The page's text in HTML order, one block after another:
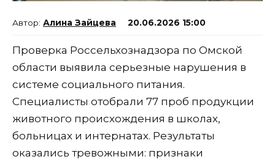
Алина Зайцева 20.06.2026 15:00
Проверка Россельхознадзора по Омской
области выявила серьезные нарушения в
системе социального питания.
Специалисты отобрали 77 проб продукции
животного происхождения в школах,
больницах и интернатах. Результаты
оказались тревожными: признаки